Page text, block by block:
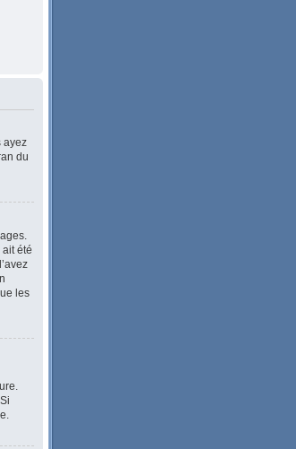
ayez
du
été
les